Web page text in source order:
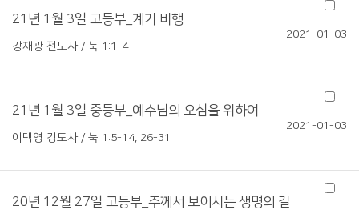
21년 1월 3일 고등부_계기 비행
강재광 전도사 / 눅 1:1-4
2021-01-03
21년 1월 3일 중등부_예수님의 오심을 위하여
이택영 강도사 / 눅 1:5-14, 26-31
2021-01-03
20년 12월 27일 고등부_주께서 보이시는 생명의 길